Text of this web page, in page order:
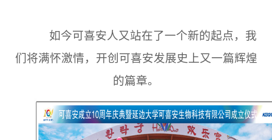
如今可喜安人又站在了一个新的起点，我
们将满怀激情，开创可喜安发展史上又一篇辉煌
的篇章。